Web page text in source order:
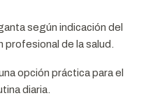
según indicación del
de la salud.
opción práctica para el
diaria.